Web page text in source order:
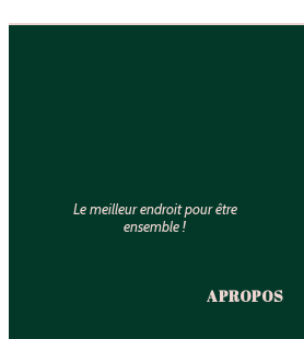
Le meilleur endroit pour être
ensemble !
A PROPOS